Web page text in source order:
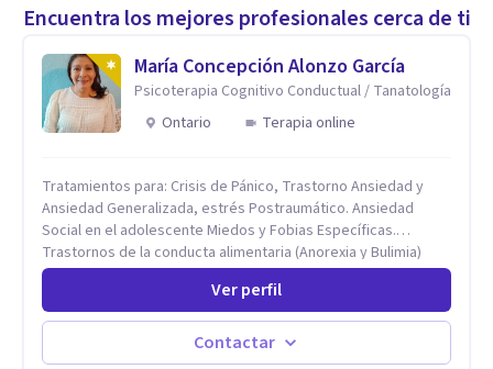
Encuentra los mejores profesionales cerca de ti
María Concepción Alonzo García
Psicoterapia Cognitivo Conductual / Tanatología
Ontario
Terapia online
Tratamientos para: Crisis de Pánico, Trastorno Ansiedad y
Ansiedad Generalizada, estrés Postraumático. Ansiedad
Social en el adolescente Miedos y Fobias Específicas.
Trastornos de la conducta alimentaria (Anorexia y Bulimia)
Modificación conductas no deseadas. Impulsividad,
conductas obsesivas, compulsividad. Trastorno obsesivo
compulsivo. Tratamiento Eficaz para la Depresión (AC)
Evaluación, contención e intervención en riesgo Suicida
Conductas autolesivas en el adolescente. Problemas con el
Ver perfil
Contactar